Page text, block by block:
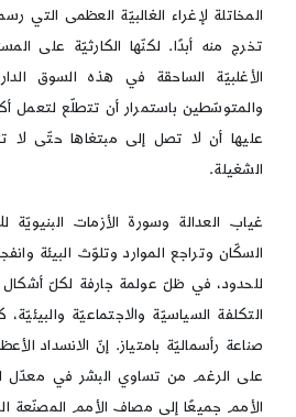
المخاتلة لإغراء الغالبيّة العظمى التي
تخرج منه أبدًا. لكنّها الكارثيّة على
الأغلبيّة الساحقة في هذه السوق
والمتوسّطين باستمرار أن تتطلّع لتعمل
عليها أن لا تصل إلى مبتغاها حتّى لا
الشغيلة.
غياب العدالة وسورة الأزمات البنيويّة
السكّان وتراجع الموارد وتلوّث البيئة
للحدود، في ظلّ عولمة جارفة لكلّ
التكلفة السياسيّة والاجتماعيّة
صناعة رأسماليّة بامتياز. إنّ الانسداد
على الرغم من تساوي البشر في معدّل
الأمم جميعًا إلى مصاف الأمم المصنّعة